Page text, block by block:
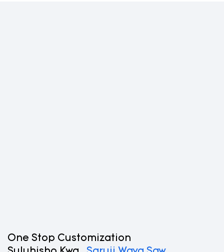
One Stop Customization